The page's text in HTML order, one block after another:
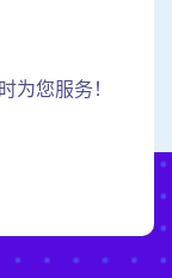
为您服务！